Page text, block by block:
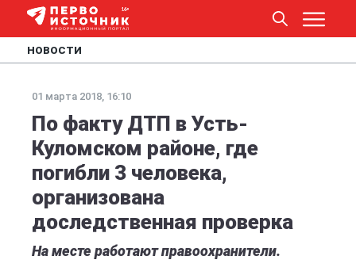
НОВОСТИ
01 марта 2018, 16:10
По факту ДТП в Усть-
Куломском районе, где
погибли 3 человека,
организована
доследственная проверка
На месте работают правоохранители.